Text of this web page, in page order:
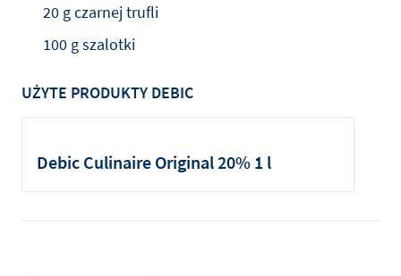
20 g czarnej trufli
100 g szalotki
UŻYTE PRODUKTY DEBIC
Debic Culinaire Original 20% 1 l